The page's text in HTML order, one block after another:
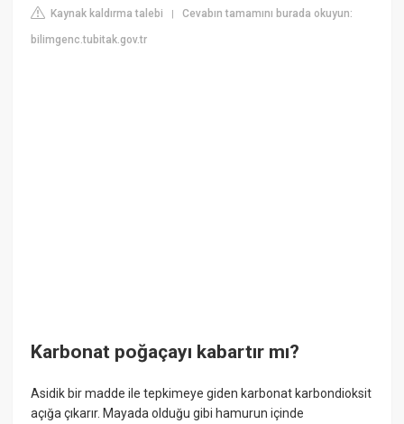
Kaynak kaldırma talebi |Cevabın tamamını burada okuyun:
bilimgenc.tubitak.gov.tr
Karbonat poğaçayı kabartır mı?
Asidik bir madde ile tepkimeye giden karbonat karbondioksit
açığa çıkarır. Mayada olduğu gibi hamurun içinde